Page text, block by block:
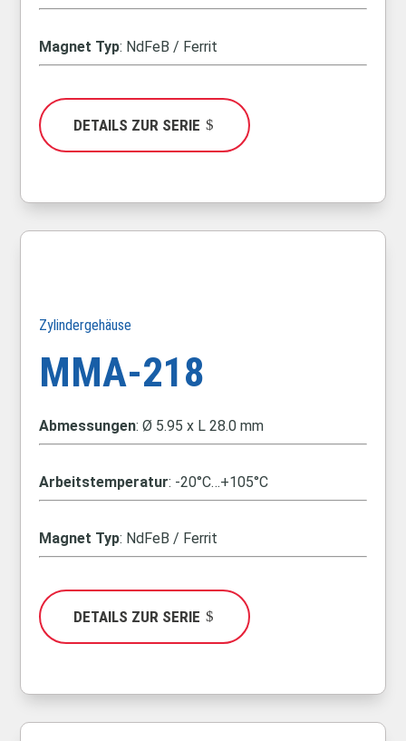
Magnet Typ: NdFeB / Ferrit
DETAILS ZUR SERIE
Zylindergehäuse
MMA-218
Abmessungen: Ø 5.95 x L 28.0 mm
Arbeitstemperatur: -20°C…+105°C
Magnet Typ: NdFeB / Ferrit
DETAILS ZUR SERIE